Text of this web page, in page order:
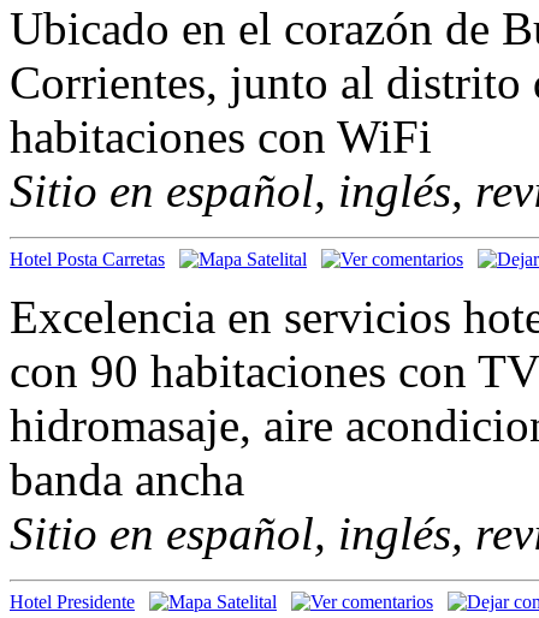
Ubicado en el corazón de
Corrientes, junto al distrito
habitaciones con WiFi
Sitio en español, inglés,
Hotel Posta Carretas
Excelencia en servicios
con 90 habitaciones con
hidromasaje, aire
banda ancha
Sitio en español, inglés,
Hotel Presidente